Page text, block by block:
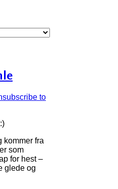
to
kommer fra
som
for hest –
glede og